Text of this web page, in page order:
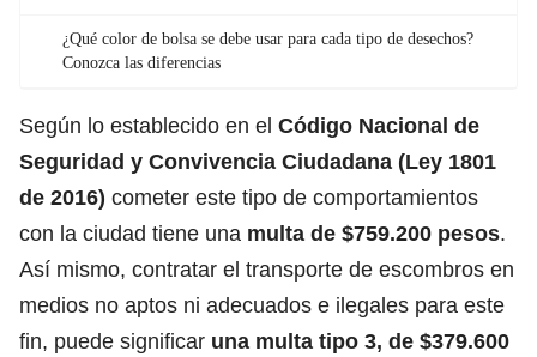
¿Qué color de bolsa se debe usar para cada tipo de desechos?
Conozca las diferencias
Según lo establecido en el Código Nacional de
Seguridad y Convivencia Ciudadana (Ley 1801
de 2016) cometer este tipo de comportamientos
con la ciudad tiene una multa de $759.200 pesos.
Así mismo, contratar el transporte de escombros en
medios no aptos ni adecuados e ilegales para este
fin, puede significar una multa tipo 3, de $379.600